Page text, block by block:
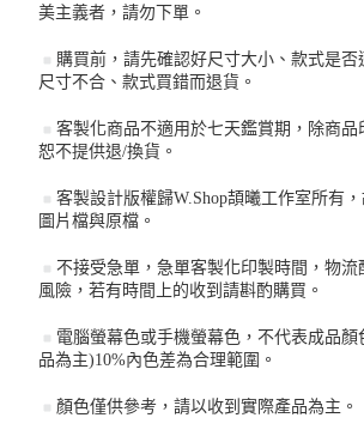
美主義者，請勿下單。
購買前，請先確認好尺寸大小、款式是否
尺寸不合、款式買錯而退貨。
客製化商品不適用於七天鑑賞期，除商品
恕不提供退/換貨。
客製設計版權歸W.Shop頡曦工作室所有
圖片檔與原檔。
不接受急單，急單客製化印製時間，物流
風險，若有時間上的收到請斟酌購買。
電腦螢幕色或手機螢幕色，不代表成品
品為主)10%內色差為合理範圍。
顏色僅供參考，請以收到實際產品為主。